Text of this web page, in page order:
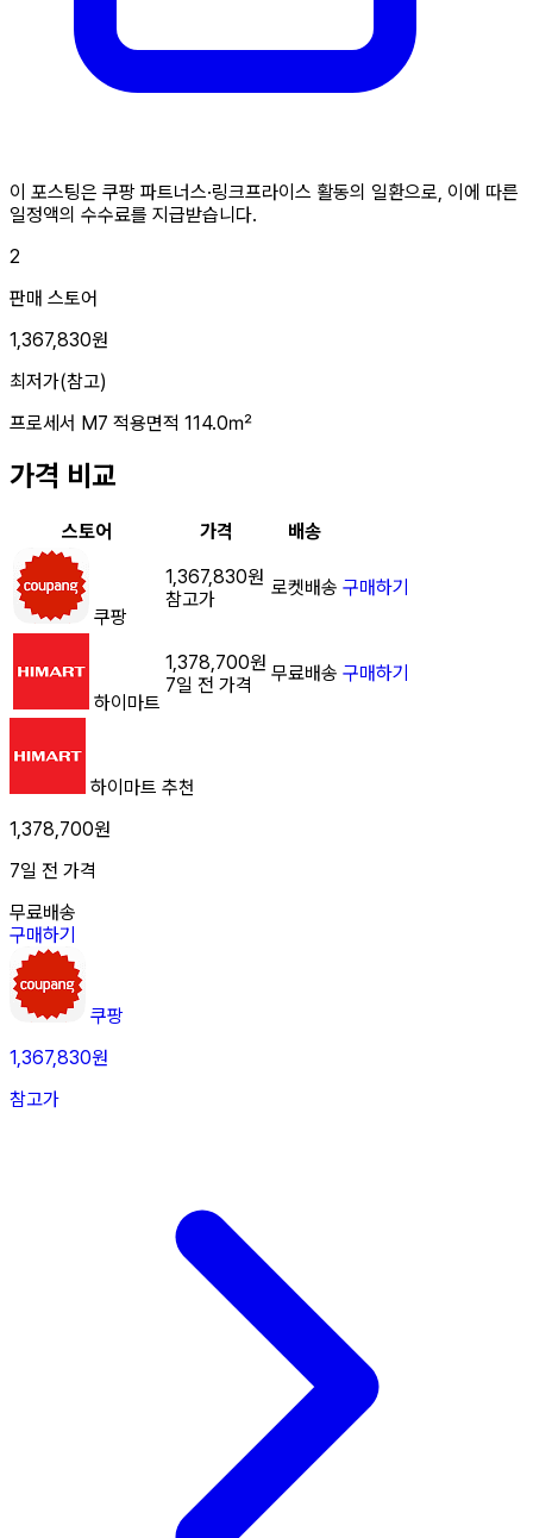
이 포스팅은 쿠팡 파트너스·링크프라이스 활동의 일환으로, 이에 따른
일정액의 수수료를 지급받습니다.
2
판매 스토어
1,367,830원
최저가(참고)
프로세서 M7 적용면적 114.0㎡
가격 비교
스토어 가격 배송
쿠팡
1,367,830원
참고가
로켓배송 구매하기
하이마트
1,378,700원
7일 전 가격
무료배송 구매하기
하이마트 추천
1,378,700원
7일 전 가격
무료배송
구매하기
쿠팡
1,367,830원
참고가